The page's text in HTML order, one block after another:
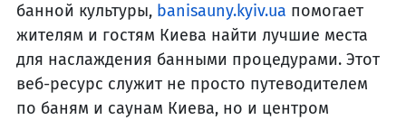
банной культуры, banisauny.kyiv.ua помогает
жителям и гостям Киева найти лучшие места
для наслаждения банными процедурами. Этот
веб-ресурс служит не просто путеводителем
по баням и саунам Киева, но и центром